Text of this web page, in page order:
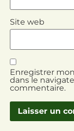
Site web
Enregistrer
dans le
commentaire.